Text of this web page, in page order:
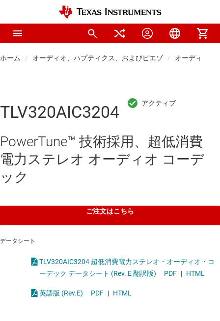
ホーム オーディオ、ハプティクス、およびピエゾ オーディオ コ
TLV320AIC3204
PowerTune™ 技術採用、超低消費
電力ステレオ オーディオ コーデ
ック
ご注文はこちら
データシート
TLV320AIC3204 超低消費電力ステレオ・オーディオ・コ
ーデック データシート (Rev. E 翻訳版)
PDF | HTML
英語版 (Rev.E) PDF | HTML